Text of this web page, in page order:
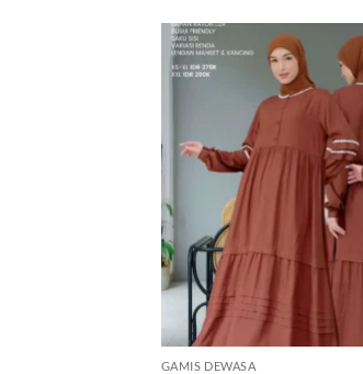
GAMIS DEWASA